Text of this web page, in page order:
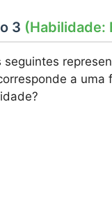
3 (Habilidade:
seguintes
a uma